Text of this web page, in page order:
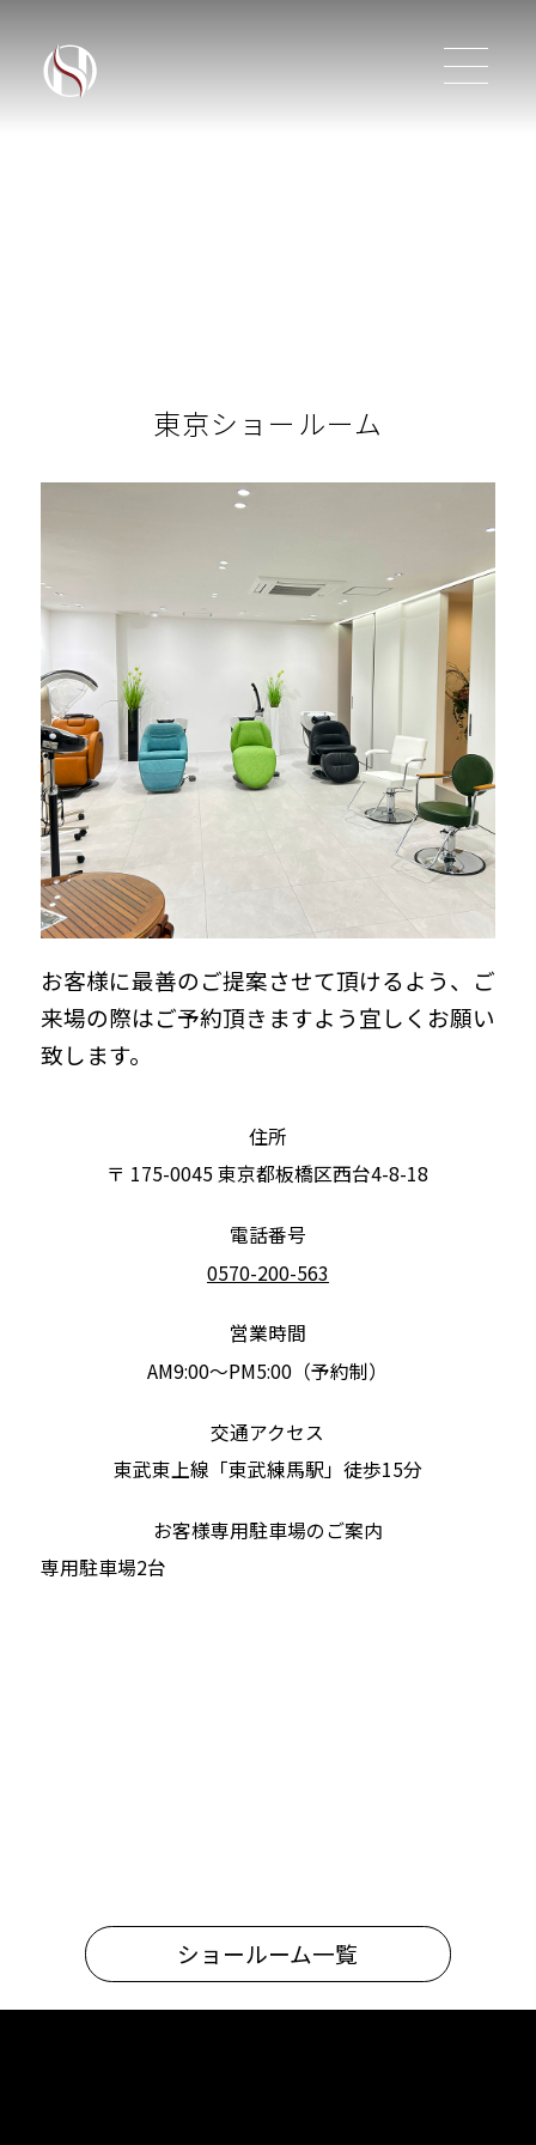
トップ
トップ
ャンプーユニット
ャンプーユニット
ー＆ユニセックス
ー＆ユニセックス
イリングチェアー
イリングチェアー
促進器
促進器
大廣について
大廣について
カタログ
カタログ
サポート
サポート
お問い合わせ
お問い合わせ
東京ショールーム
お客様に最善のご提案させて頂けるよう、ご
来場の際はご予約頂きますよう宜しくお願い
致します。
住所
〒 175-0045東京都板橋区西台4-8-18
電話番号
0570-200-563
営業時間
AM9:00～PM5:00（予約制）
交通アクセス
東武東上線「東武練馬駅」徒歩15分
お客様専用駐車場のご案内
専用駐車場2台
ショールーム一覧